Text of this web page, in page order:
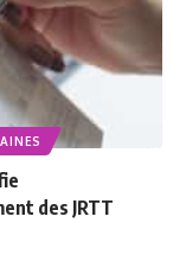
des JRTT